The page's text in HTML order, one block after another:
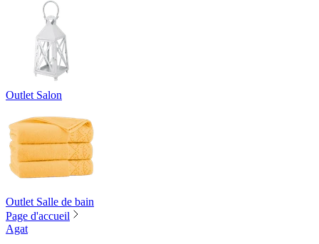
Outlet Salon
Outlet Salle de bain
Page d'accueil
Agat